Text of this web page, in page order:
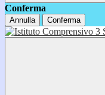
Conferma
Annulla Conferma